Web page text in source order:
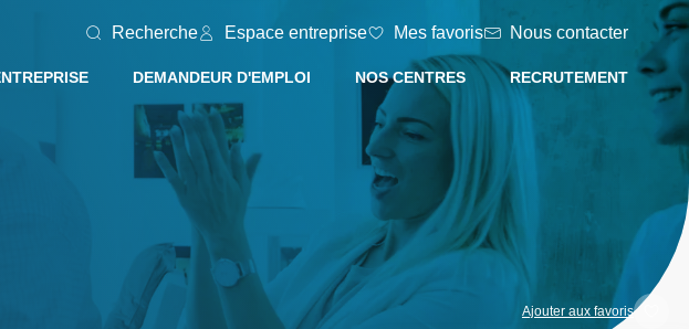
Recherche Espace entreprise Mes favoris Nous contacter
DEMANDEUR D'EMPLOI NOS CENTRES RECRUTEMENT
Ajouter aux favoris